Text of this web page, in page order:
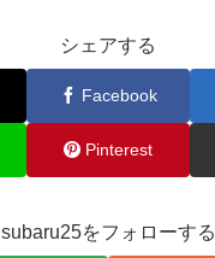
シェアする
Facebook
Pinterest
subaru25をフォローする